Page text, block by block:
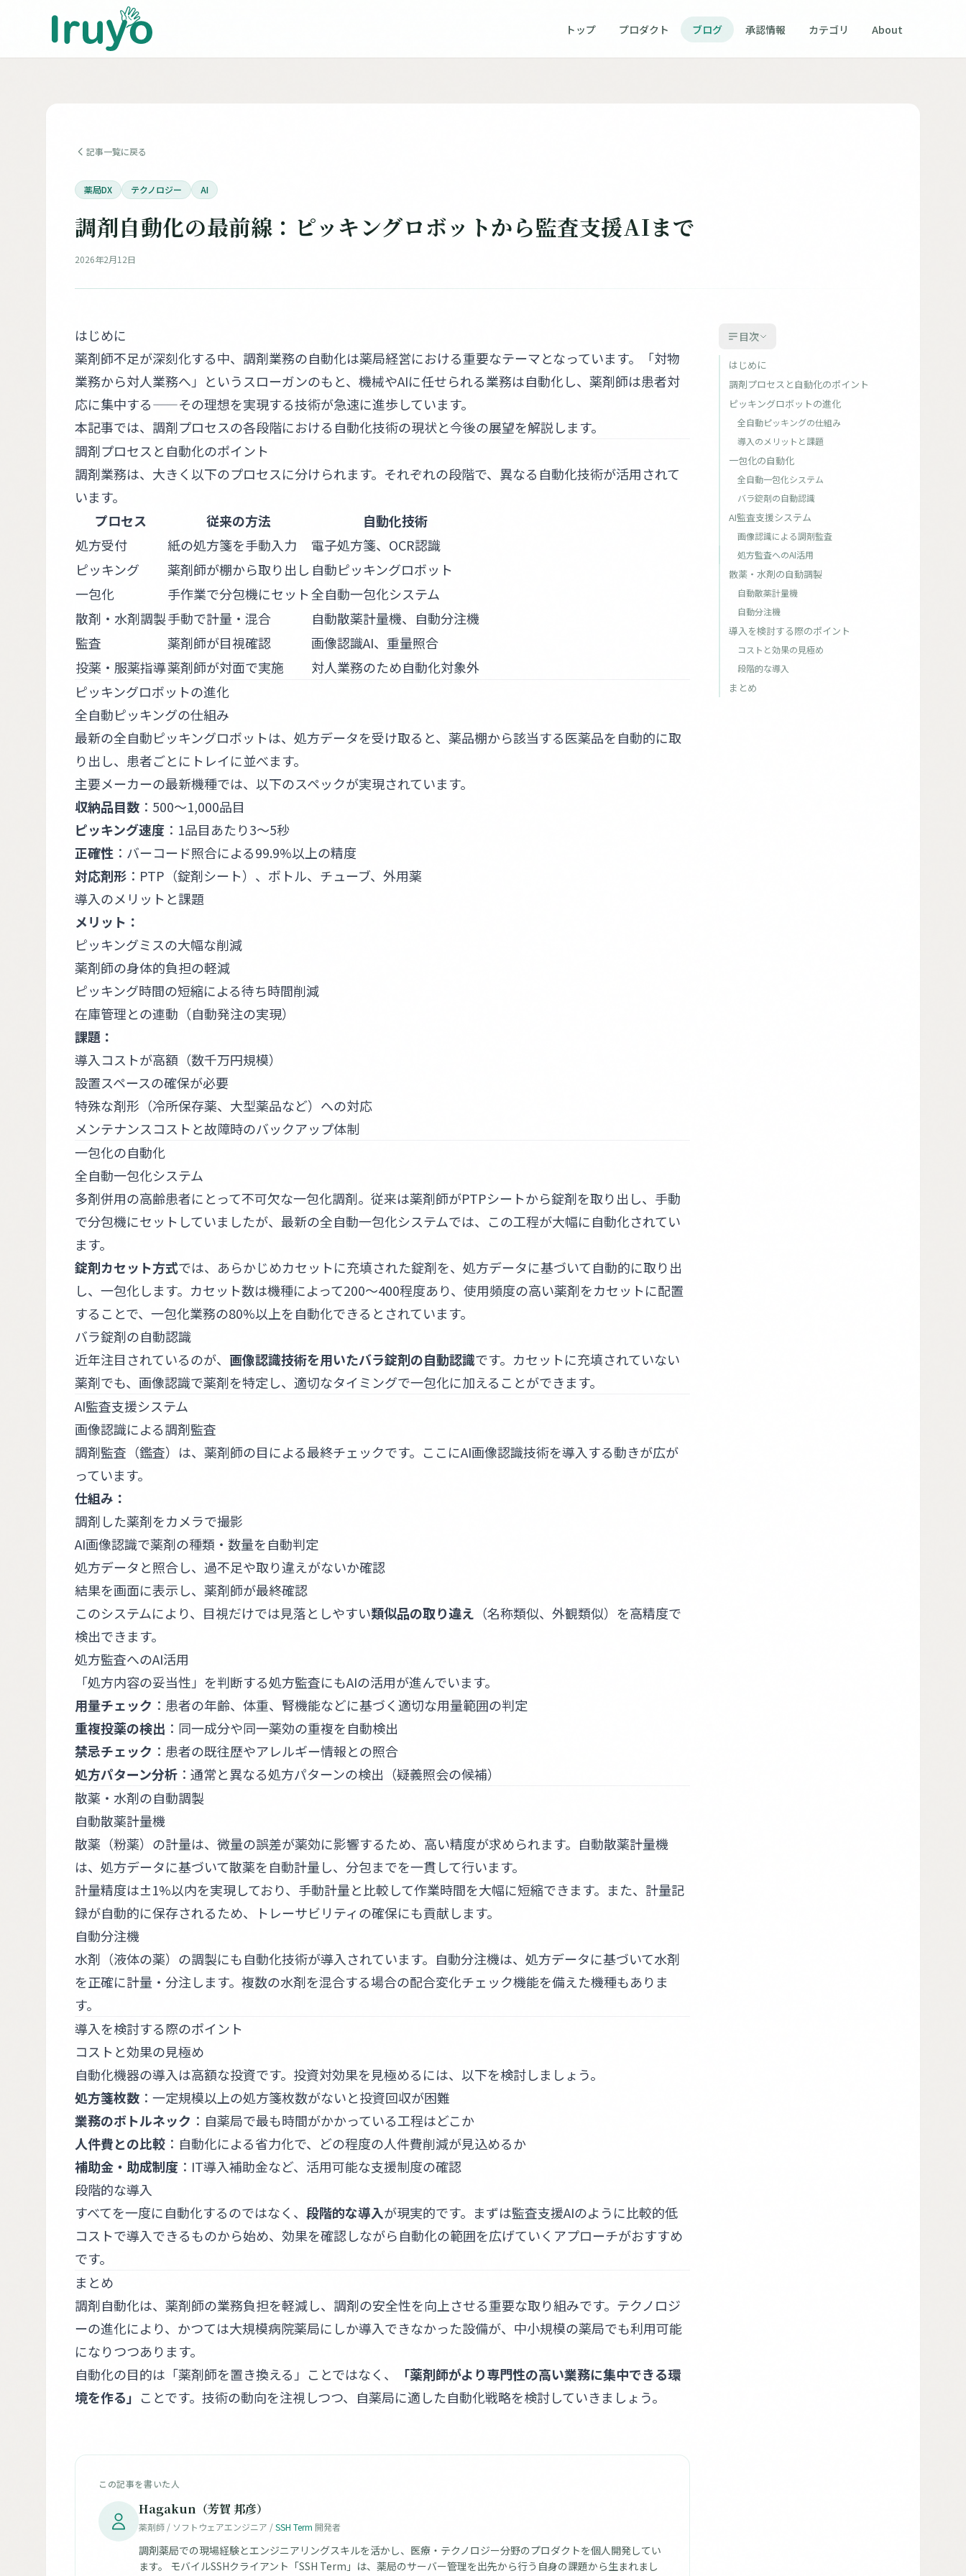
トップ プロダクト ブログ 承認情報 カテゴリ About
記事一覧に戻る
薬局DX テクノロジー AI
調剤自動化の最前線：ピッキングロボットから監査支援AIまで
2026年2月12日
はじめに
薬剤師不足が深刻化する中、調剤業務の自動化は薬局経営における重要なテーマとなっています。「対物
業務から対人業務へ」というスローガンのもと、機械やAIに任せられる業務は自動化し、薬剤師は患者対
応に集中する——その理想を実現する技術が急速に進歩しています。
本記事では、調剤プロセスの各段階における自動化技術の現状と今後の展望を解説します。
調剤プロセスと自動化のポイント
調剤業務は、大きく以下のプロセスに分けられます。それぞれの段階で、異なる自動化技術が活用されて
います。
プロセス
従来の方法
自動化技術
処方受付
紙の処方箋を手動入力
電子処方箋、OCR認識
ピッキング
薬剤師が棚から取り出し 自動ピッキングロボット
一包化
手作業で分包機にセット全自動一包化システム
散剤・水剤調製手動で計量・混合
自動散薬計量機、自動分注機
監査
薬剤師が目視確認
画像認識AI、重量照合
投薬・服薬指導薬剤師が対面で実施
対人業務のため自動化対象外
ピッキングロボットの進化
全自動ピッキングの仕組み
最新の全自動ピッキングロボットは、処方データを受け取ると、薬品棚から該当する医薬品を自動的に取
り出し、患者ごとにトレイに並べます。
主要メーカーの最新機種では、以下のスペックが実現されています。
収納品目数 ：500〜1,000品目
ピッキング速度 ：1品目あたり3〜5秒
正確性 ：バーコード照合による99.9%以上の精度
対応剤形 ：PTP（錠剤シート）、ボトル、チューブ、外用薬
導入のメリットと課題
メリット：
ピッキングミスの大幅な削減
薬剤師の身体的負担の軽減
ピッキング時間の短縮による待ち時間削減
在庫管理との連動（自動発注の実現）
課題：
導入コストが高額（数千万円規模）
設置スペースの確保が必要
特殊な剤形（冷所保存薬、大型薬品など）への対応
メンテナンスコストと故障時のバックアップ体制
一包化の自動化
全自動一包化システム
多剤併用の高齢患者にとって不可欠な一包化調剤。従来は薬剤師がPTPシートから錠剤を取り出し、手動
で分包機にセットしていましたが、最新の全自動一包化システムでは、この工程が大幅に自動化されてい
ます。
錠剤カセット方式では、あらかじめカセットに充填された錠剤を、処方データに基づいて自動的に取り出
し、一包化します。カセット数は機種によって200〜400程度あり、使用頻度の高い薬剤をカセットに配置
することで、一包化業務の80%以上を自動化できるとされています。
バラ錠剤の自動認識
近年注目されているのが、 画像認識技術を用いたバラ錠剤の自動認識です。カセットに充填されていない
薬剤でも、画像認識で薬剤を特定し、適切なタイミングで一包化に加えることができます。
AI監査支援システム
画像認識による調剤監査
調剤監査（鑑査）は、薬剤師の目による最終チェックです。ここにAI画像認識技術を導入する動きが広が
っています。
仕組み：
調剤した薬剤をカメラで撮影
AI画像認識で薬剤の種類・数量を自動判定
処方データと照合し、過不足や取り違えがないか確認
結果を画面に表示し、薬剤師が最終確認
このシステムにより、目視だけでは見落としやすい類似品の取り違え （名称類似、外観類似）を高精度で
検出できます。
処方監査へのAI活用
「処方内容の妥当性」を判断する処方監査にもAIの活用が進んでいます。
用量チェック ：患者の年齢、体重、腎機能などに基づく適切な用量範囲の判定
重複投薬の検出 ：同一成分や同一薬効の重複を自動検出
禁忌チェック ：患者の既往歴やアレルギー情報との照合
処方パターン分析 ：通常と異なる処方パターンの検出（疑義照会の候補）
散薬・水剤の自動調製
自動散薬計量機
散薬（粉薬）の計量は、微量の誤差が薬効に影響するため、高い精度が求められます。自動散薬計量機
は、処方データに基づいて散薬を自動計量し、分包までを一貫して行います。
計量精度は±1%以内を実現しており、手動計量と比較して作業時間を大幅に短縮できます。また、計量記
録が自動的に保存されるため、トレーサビリティの確保にも貢献します。
自動分注機
水剤（液体の薬）の調製にも自動化技術が導入されています。自動分注機は、処方データに基づいて水剤
を正確に計量・分注します。複数の水剤を混合する場合の配合変化チェック機能を備えた機種もありま
す。
導入を検討する際のポイント
コストと効果の見極め
自動化機器の導入は高額な投資です。投資対効果を見極めるには、以下を検討しましょう。
処方箋枚数 ：一定規模以上の処方箋枚数がないと投資回収が困難
業務のボトルネック ：自薬局で最も時間がかかっている工程はどこか
人件費との比較 ：自動化による省力化で、どの程度の人件費削減が見込めるか
補助金・助成制度 ：IT導入補助金など、活用可能な支援制度の確認
段階的な導入
すべてを一度に自動化するのではなく、 段階的な導入が現実的です。まずは監査支援AIのように比較的低
コストで導入できるものから始め、効果を確認しながら自動化の範囲を広げていくアプローチがおすすめ
です。
まとめ
調剤自動化は、薬剤師の業務負担を軽減し、調剤の安全性を向上させる重要な取り組みです。テクノロジ
ーの進化により、かつては大規模病院薬局にしか導入できなかった設備が、中小規模の薬局でも利用可能
になりつつあります。
自動化の目的は「薬剤師を置き換える」ことではなく、
「薬剤師がより専門性の高い業務に集中できる環
境を作る」 ことです。技術の動向を注視しつつ、自薬局に適した自動化戦略を検討していきましょう。
この記事を書いた人
Hagakun（芳賀 邦彦）
薬剤師 / ソフトウェアエンジニア /SSH Term 開発者
調剤薬局での現場経験とエンジニアリングスキルを活かし、医療・テクノロジー分野のプロダクトを個人開発してい
ます。 モバイルSSHクライアント「SSH Term」は、薬局のサーバー管理を出先から行う自身の課題から生まれまし
目次
はじめに
調剤プロセスと自動化のポイント
ピッキングロボットの進化
全自動ピッキングの仕組み
導入のメリットと課題
一包化の自動化
全自動一包化システム
バラ錠剤の自動認識
AI監査支援システム
画像認識による調剤監査
処方監査へのAI活用
散薬・水剤の自動調製
自動散薬計量機
自動分注機
導入を検討する際のポイント
コストと効果の見極め
段階的な導入
まとめ